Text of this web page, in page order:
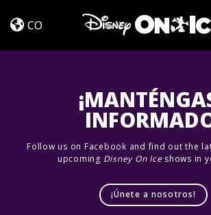
Dance
Fort
CO
Follow us on Facebook and find out the
upcoming Disney On Iceshows in
¡Únete a nosotros!